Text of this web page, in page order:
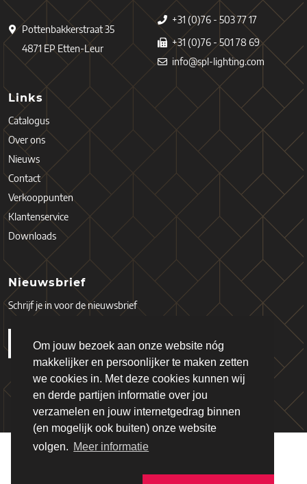
Om jouw bezoek aan onze website nóg
makkelijker en persoonlijker te maken zetten
we cookies in. Met deze cookies kunnen wij
en derde partijen informatie over jou
verzamelen en jouw internetgedrag binnen
(en mogelijk ook buiten) onze website
volgen. Meer informatie
Pottenbakkerstraat 35
4871 EP Etten-Leur
+31 (0)76 - 503 77 17
+31 (0)76 - 501 78 69
info@spl-lighting.com
Links
Catalogus
Over ons
Nieuws
Contact
Verkooppunten
Klantenservice
Downloads
Nieuwsbrief
Schrijf je in voor de nieuwsbrief
Copyright © 2026 - Schiefer
Algemene Voorwaarden
Privacy Policy